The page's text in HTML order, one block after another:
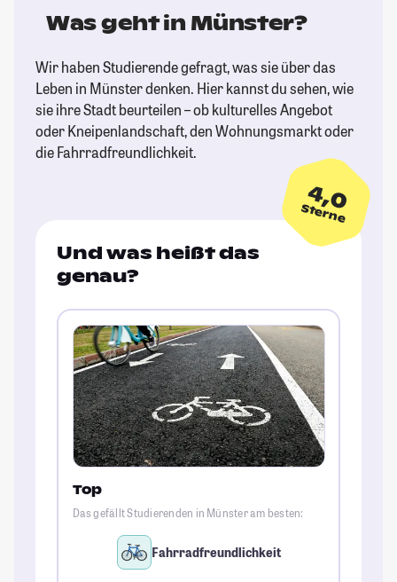
Was geht in Münster?
Wir haben Studierende gefragt, was sie über das
Leben in Münster denken. Hier kannst du sehen, wie
sie ihre Stadt beurteilen – ob kulturelles Angebot
oder Kneipenlandschaft, den Wohnungsmarkt oder
die Fahrradfreundlichkeit.
4,0
Sterne
Und was heißt das
genau?
Top
Das gefällt Studierenden in Münster am besten:
Fahrradfreundlichkeit